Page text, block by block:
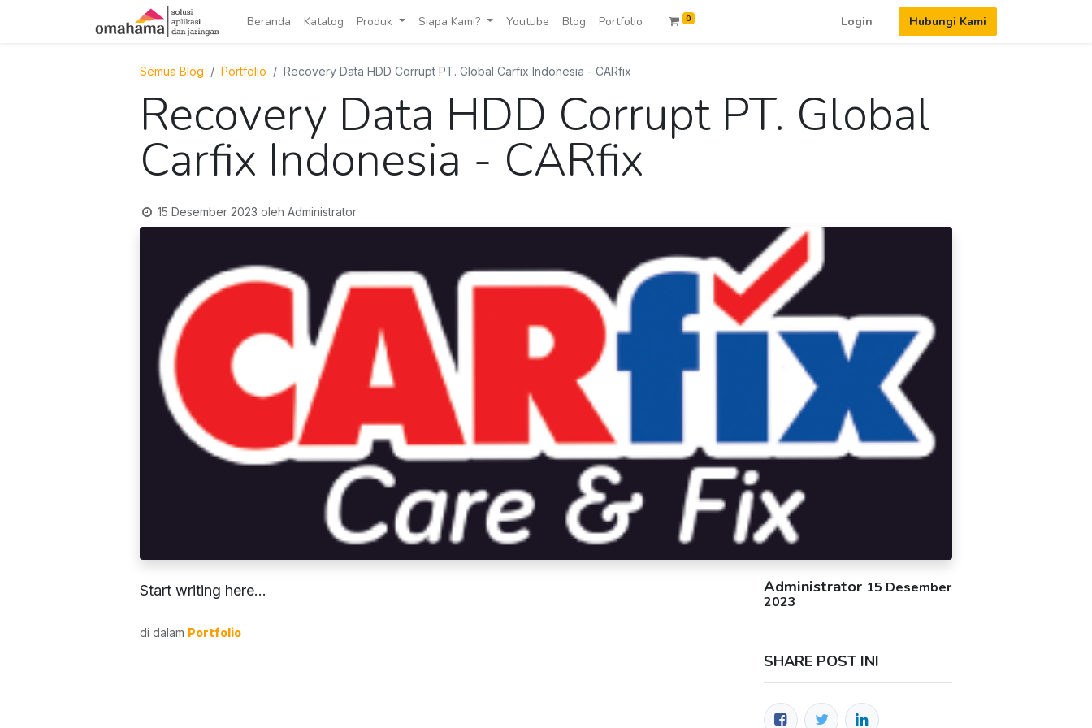
Beranda Katalog Produk Siapa Kami? Youtube Blog Portfolio 0 Login Hubungi Kami
Semua Blog Portfolio Recovery Data HDD Corrupt PT. Global Carfix Indonesia - CARfix
Recovery Data HDD Corrupt PT. Global
Carfix Indonesia - CARfix
15 Desember 2023 oleh Administrator
Start writing here...
di dalam Portfolio
Administrator 15 Desember
2023
SHARE POST INI